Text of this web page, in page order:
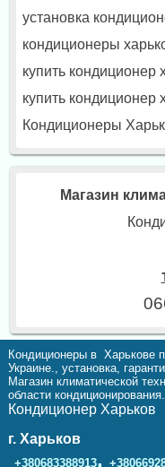
установка
кондиционеры
купить кондиционер
купить кондиционер
Кондиционеры
Магазин
Кондиционеры в Харькове
Украине., установка,
Магазин климатической
области кондиционирования.
Кондиционер Харьков
г. Харьков
+380683388913,